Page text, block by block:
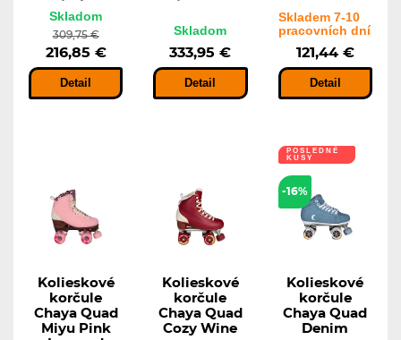
Skladom
309,75 €
216,85 €
Detail
Skladom
333,95 €
Detail
Skladem 7-10
pracovních dní
121,44 €
Detail
Kolieskové
korčule
Chaya Quad
Miyu Pink
Kolieskové
korčule
Chaya Quad
Cozy Wine
POSLEDNÉ
KUSY
-16%
Kolieskové
korčule
Chaya Quad
Denim